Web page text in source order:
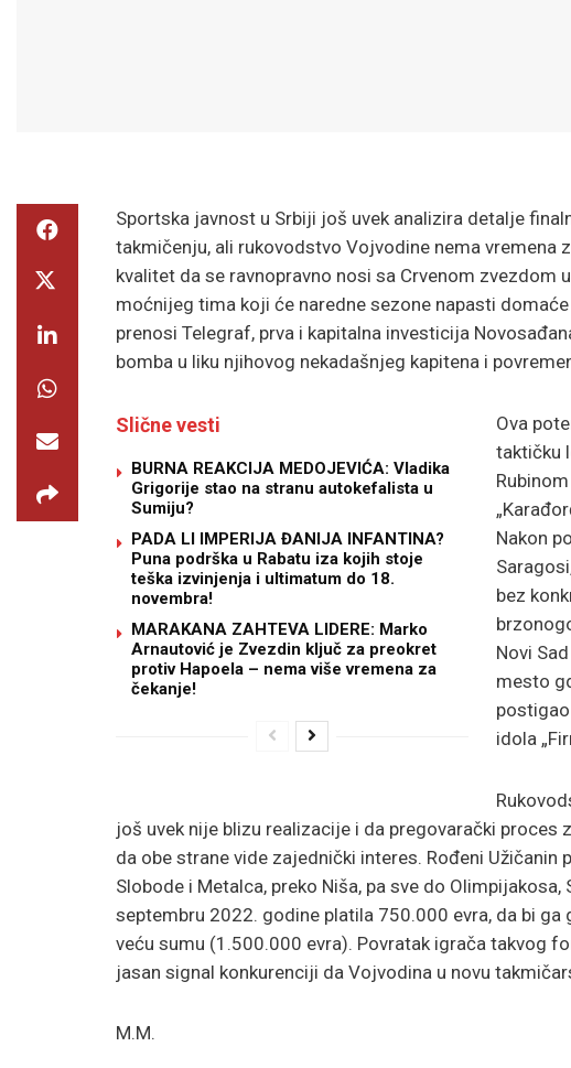
Sportska javnost u Srbiji još uvek analizira detalje
takmičenju, ali rukovodstvo Vojvodine nema vremena
kvalitet da se ravnopravno nosi sa Crvenom
moćnijeg tima koji će naredne sezone napasti
prenosi Telegraf, prva i kapitalna investicija
bomba u liku njihovog nekadašnjeg kapitena i
Slične vesti
BURNA REAKCIJA MEDOJEVIĆA: Vladika
Grigorije stao na stranu autokefalista u
Sumiju?
PADA LI IMPERIJA ĐANIJA INFANTINA?
Puna podrška u Rabatu iza kojih stoje
teška izvinjenja i ultimatum do 18.
novembra!
MARAKANA ZAHTEVA LIDERE: Marko
Arnautović je Zvezdin ključ za preokret
protiv Hapoela – nema više vremena za
čekanje!
Ova
taktičku
Nakon
bez
Novi
mesto
idola
još uvek nije blizu realizacije i da pregovarački
da obe strane vide zajednički interes. Rođeni
Slobode i Metalca, preko Niša, pa sve do
septembru 2022. godine platila 750.000 evra, da bi ga
veću sumu (1.500.000 evra). Povratak igrača takvog
jasan signal konkurenciji da Vojvodina u novu
M.M.